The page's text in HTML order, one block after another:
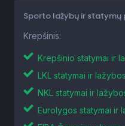
Sporto lažybų ir statymų
Krepšinis:
Krepšinio statymai ir
LKL statymai ir lažybos
NKL statymai ir
Eurolygos statymai ir